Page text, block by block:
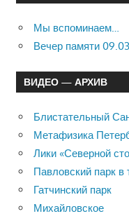
Мы вспоминаем…
Вечер памяти
ВИДЕО — АРХИВ
Блистательный
Метафизика
Лики «Северной
Павловский парк
Гатчинский парк
Михайловское